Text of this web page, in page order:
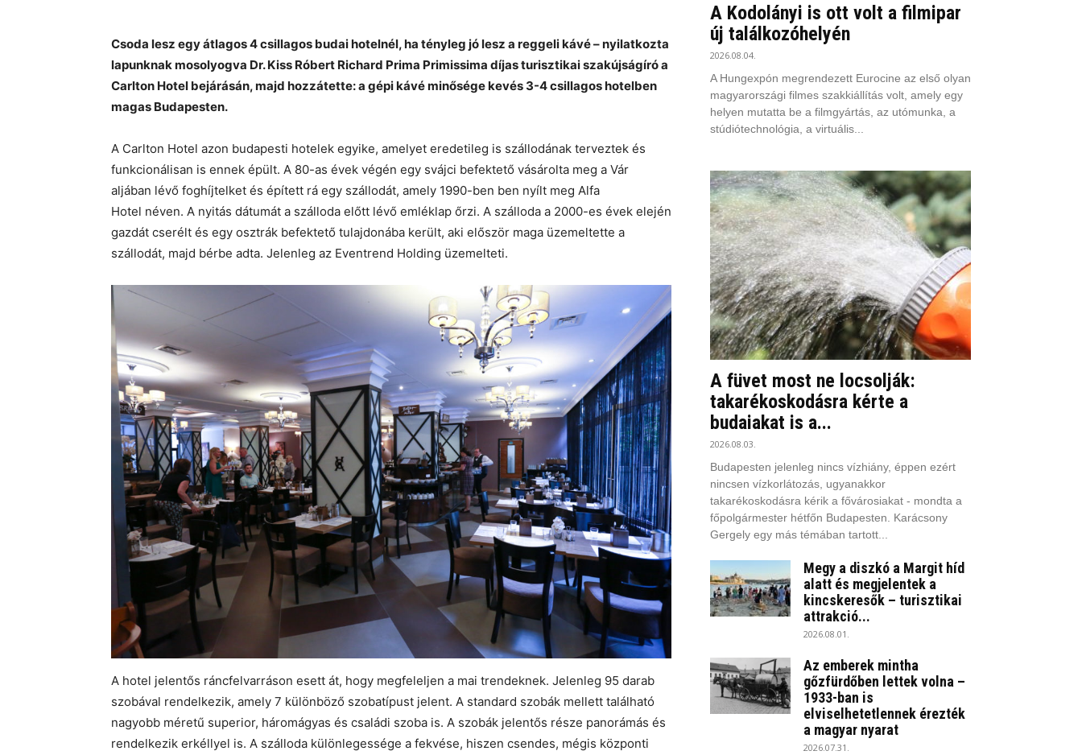
​Csoda lesz egy átlagos 4 csillagos budai hotelnél, ha tényleg jó lesz a reggeli kávé – nyilatkozta
lapunknak mosolyogva Dr. Kiss Róbert Richard Prima Primissima díjas turisztikai szakújságíró a
Carlton Hotel bejárásán, majd hozzátette: a gépi kávé minősége kevés 3-4 csillagos hotelben
magas Budapesten.​
A Carlton Hotel azon budapesti hotelek egyike, amelyet eredetileg is szállodának terveztek és
funkcionálisan is ennek épült. A 80-as évek végén egy svájci befektető vásárolta meg a Vár
aljában lévő foghíjtelket és épített rá egy szállodát, amely 1990-ben ben nyílt meg Alfa
Hotel néven. A nyitás dátumát a szálloda előtt lévő emléklap őrzi. A szálloda a 2000-es évek elején
gazdát cserélt és egy osztrák befektető tulajdonába került, aki először maga üzemeltette a
szállodát, majd bérbe adta. Jelenleg az Eventrend Holding üzemelteti.
A hotel jelentős ráncfelvarráson esett át, hogy megfeleljen a mai trendeknek. Jelenleg 95 darab
szobával rendelkezik, amely 7 különböző szobatípust jelent. A standard szobák mellett található
nagyobb méretű superior, háromágyas és családi szoba is. A szobák jelentős része panorámás és
rendelkezik erkéllyel is. A szálloda különlegessége a fekvése, hiszen csendes, mégis központi
A Kodolányi is ott volt a filmipar
új találkozóhelyén
2026.08.04.
A Hungexpón megrendezett Eurocine az első olyan
magyarországi filmes szakkiállítás volt, amely egy
helyen mutatta be a filmgyártás, az utómunka, a
stúdiótechnológia, a virtuális...
A füvet most ne locsolják:
takarékoskodásra kérte a
budaiakat is a...
2026.08.03.
Budapesten jelenleg nincs vízhiány, éppen ezért
nincsen vízkorlátozás, ugyanakkor
takarékoskodásra kérik a fővárosiakat - mondta a
főpolgármester hétfőn Budapesten. Karácsony
Gergely egy más témában tartott...
Megy a diszkó a Margit híd
alatt és megjelentek a
kincskeresők – turisztikai
attrakció...
2026.08.01.
Az emberek mintha
gőzfürdőben lettek volna –
1933-ban is
elviselhetetlennek érezték
a magyar nyarat
2026.07.31.